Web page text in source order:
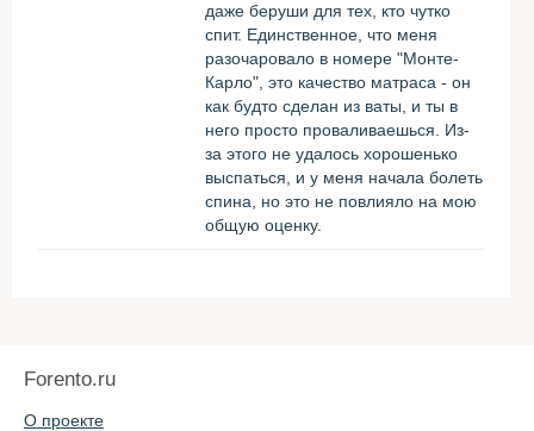
даже беруши для тех, кто чутко
спит. Единственное, что меня
разочаровало в номере "Монте-
Карло", это качество матраса - он
как будто сделан из ваты, и ты в
него просто проваливаешься. Из-
за этого не удалось хорошенько
выспаться, и у меня начала болеть
спина, но это не повлияло на мою
общую оценку.
Forento.ru
О проекте